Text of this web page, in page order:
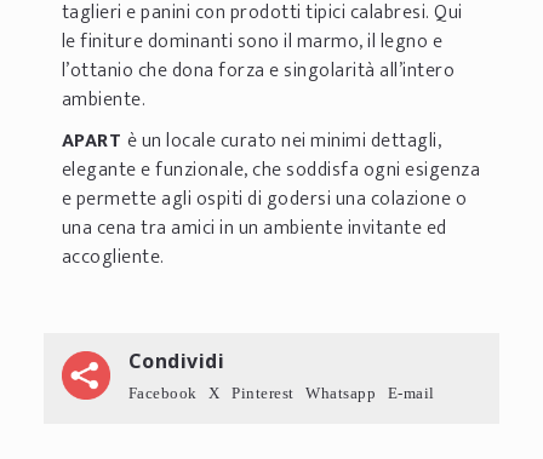
taglieri e panini con prodotti tipici calabresi. Qui
le finiture dominanti sono il marmo, il legno e
l’ottanio che dona forza e singolarità all’intero
ambiente.
APART è un locale curato nei minimi dettagli,
elegante e funzionale, che soddisfa ogni esigenza
e permette agli ospiti di godersi una colazione o
una cena tra amici in un ambiente invitante ed
accogliente.
Condividi
Facebook X Pinterest Whatsapp E-mail